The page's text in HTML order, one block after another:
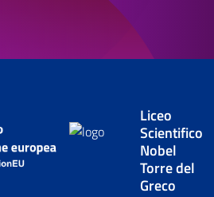
Liceo
Scientifico
Nobel
Torre del
Greco